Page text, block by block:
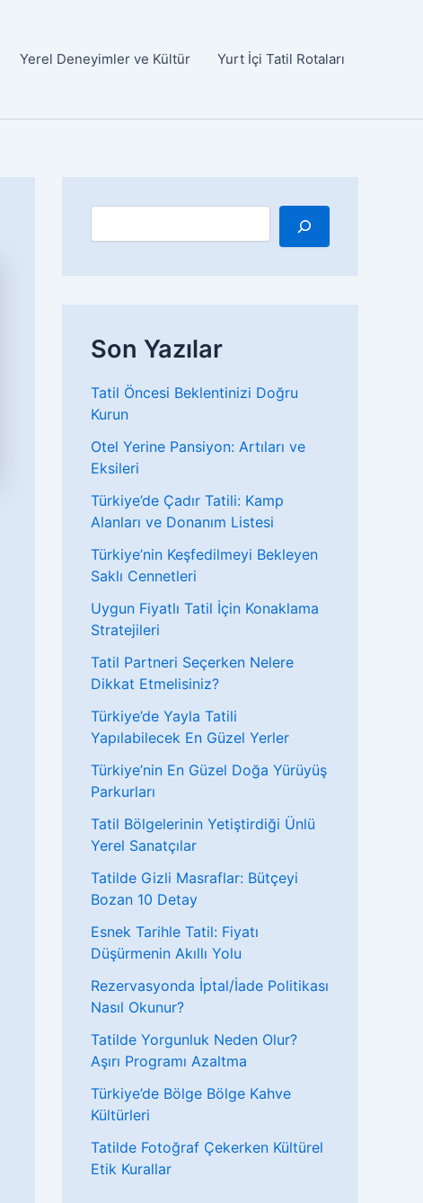
Yerel Deneyimler ve Kültür Yurt İçi Tatil Rotaları
A
Son Yazılar
Tatil Öncesi Beklentinizi Doğru
Kurun
Otel Yerine Pansiyon: Artıları ve
Eksileri
Türkiye’de Çadır Tatili: Kamp
Alanları ve Donanım Listesi
Türkiye’nin Keşfedilmeyi Bekleyen
Saklı Cennetleri
Uygun Fiyatlı Tatil İçin Konaklama
Stratejileri
Tatil Partneri Seçerken Nelere
Dikkat Etmelisiniz?
Türkiye’de Yayla Tatili
Yapılabilecek En Güzel Yerler
Türkiye’nin En Güzel Doğa Yürüyüş
Parkurları
Tatil Bölgelerinin Yetiştirdiği Ünlü
Yerel Sanatçılar
Tatilde Gizli Masraflar: Bütçeyi
Bozan 10 Detay
Esnek Tarihle Tatil: Fiyatı
Düşürmenin Akıllı Yolu
Rezervasyonda İptal/İade Politikası
Nasıl Okunur?
Tatilde Yorgunluk Neden Olur?
Aşırı Programı Azaltma
Türkiye’de Bölge Bölge Kahve
Kültürleri
Tatilde Fotoğraf Çekerken Kültürel
Etik Kurallar